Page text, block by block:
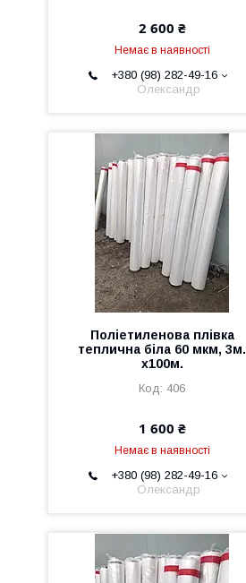
2 600 ₴
Немає в наявності
+380 (98) 282-49-16
Олександр
Поліетиленова плівка
теплична біла 60 мкм, 3м.
х100м.
406
1 600 ₴
Немає в наявності
+380 (98) 282-49-16
Олександр